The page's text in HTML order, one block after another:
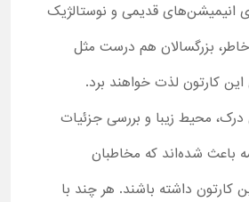
انیمیشن‌های قدیمی و نوستالژیک
بزرگسالان هم درست مثل
این کارتون لذت خواهند برد.
درک، محیط زیبا و بررسی جزئیات
شده‌اند که مخاطبان
کارتون داشته باشند. هر چند با